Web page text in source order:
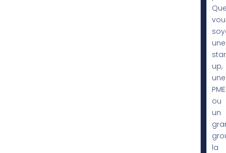
une
up,
une
PME
ou
un
la